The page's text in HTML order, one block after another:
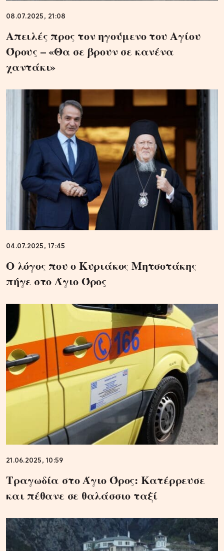
08.07.2025, 21:08
Απειλές προς τον ηγούμενο του Αγίου
Όρους – «Θα σε βρουν σε κανένα
χαντάκι»
04.07.2025, 17:45
Ο λόγος που ο Κυριάκος Μητσοτάκης
πήγε στο Άγιο Όρος
21.06.2025, 10:59
Τραγωδία στο Άγιο Όρος: Κατέρρευσε
και πέθανε σε θαλάσσιο ταξί